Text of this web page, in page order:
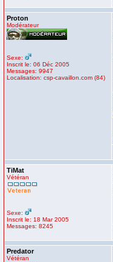
Proton
Modérateur
Sexe:
Inscrit le: 06 Déc 2005
Messages: 9947
Localisation: csp-cavaillon.com (84)
TiMat
Vétéran
Sexe:
Inscrit le: 18 Mar 2005
Messages: 8245
Predator
Vétéran